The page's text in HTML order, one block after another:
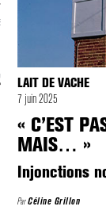
VAGUES
politique et critique de la
LAIT DE VACHE
7 juin 2025
« C’EST
MAIS… »
Injonctions
ParCéline Grillon